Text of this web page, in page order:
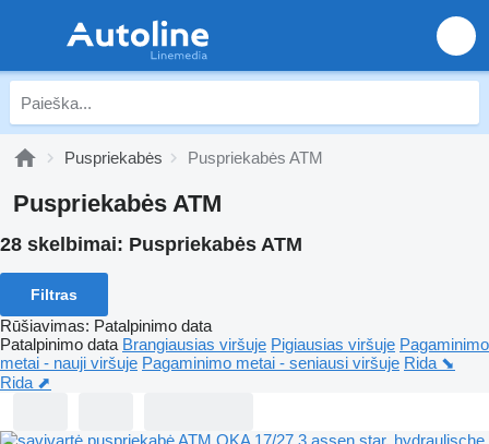
Puspriekabės Puspriekabės ATM
Puspriekabės ATM
28 skelbimai: Puspriekabės ATM
Filtras
Rūšiavimas: Patalpinimo data
Patalpinimo data Brangiausias viršuje Pigiausias viršuje Pagaminimo
metai - nauji viršuje Pagaminimo metai - seniausi viršuje Rida ⬊
Rida ⬈